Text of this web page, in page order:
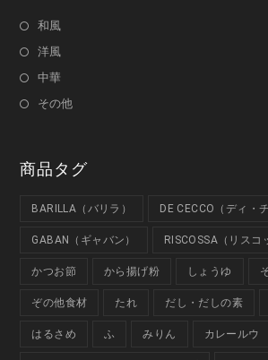
和風
洋風
中華
その他
商品タグ
BARILLA（バリラ） DE CECCO（ディ・
GABAN（ギャバン） RISCOSSA（リスコ
かつお節 から揚げ粉 しょうゆ
ぞの他食材 たれ だし・だしの素
はるさめ ふ みりん カレールウ